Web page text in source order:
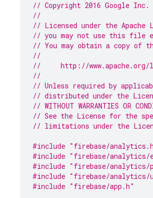
// Copyright 2016 Google
//
// Licensed under the
// you may not use this file
// You may obtain a copy of
//
//     http://www.apache.org/
//
// Unless required by
// distributed under the
// WITHOUT WARRANTIES OR
// See the License for the
// limitations under the
#include "firebase/
#include "firebase/analytics/
#include "firebase/analytics/
#include "firebase/analytics/
#include "firebase/app.h"